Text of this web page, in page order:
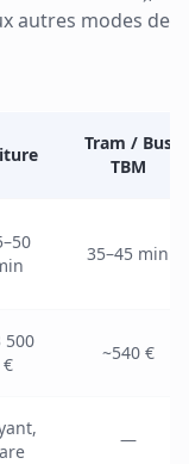
autres modes de
Tram / Bus
TBM
35–45 min
500
€
~540 €
—